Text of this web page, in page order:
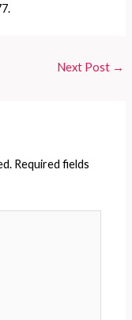
Next Post →
Required fields